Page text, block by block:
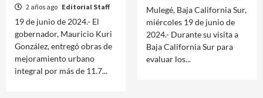
2 años ago Editorial Staff
19 de junio de 2024.- El
gobernador, Mauricio Kuri
González, entregó obras de
mejoramiento urbano
integral por más de 11.7...
Mulegé, Baja California Sur,
miércoles 19 de junio de
2024.- Durante su visita a
Baja California Sur para
evaluar los...